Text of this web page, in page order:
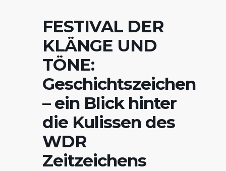
FESTIVAL DER
KLÄNGE UND
TÖNE:
Geschichtszeichen
– ein Blick hinter
die Kulissen des
WDR
Zeitzeichens